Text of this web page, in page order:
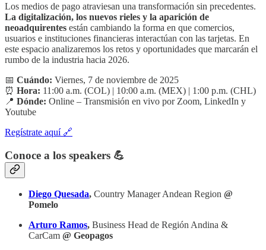
Los medios de pago atraviesan una transformación sin precedentes.
La digitalización, los nuevos rieles y la aparición de
neoadquirentes están cambiando la forma en que comercios,
usuarios e instituciones financieras interactúan con las tarjetas. En
este espacio analizaremos los retos y oportunidades que marcarán el
rumbo de la industria hacia 2026.
📅 Cuándo: Viernes, 7 de noviembre de 2025
⏰ Hora: 11:00 a.m. (COL) | 10:00 a.m. (MEX) | 1:00 p.m. (CHL)
📍 Dónde: Online – Transmisión en vivo por Zoom, LinkedIn y
Youtube
Regístrate aquí 🔗
Conoce a los speakers 💪
Diego Quesada, Country Manager Andean Region @
Pomelo
Arturo Ramos, Business Head de Región Andina &
CarCam @ Geopagos